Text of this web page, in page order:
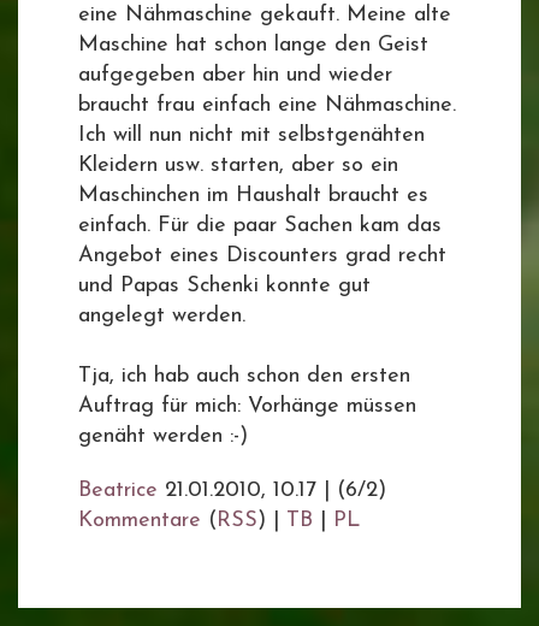
eine Nähmaschine gekauft. Meine alte
Maschine hat schon lange den Geist
aufgegeben aber hin und wieder
braucht frau einfach eine Nähmaschine.
Ich will nun nicht mit selbstgenähten
Kleidern usw. starten, aber so ein
Maschinchen im Haushalt braucht es
einfach. Für die paar Sachen kam das
Angebot eines Discounters grad recht
und Papas Schenki konnte gut
angelegt werden.
Tja, ich hab auch schon den ersten
Auftrag für mich: Vorhänge müssen
genäht werden :-)
Beatrice 21.01.2010, 10.17
(6/2)
Kommentare ( RSS) | TB PL